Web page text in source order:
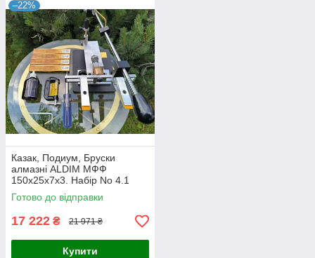
–22%
Казак, Подиум, Бруски
алмазні ALDIM МФФ
150х25х7х3. Набір No 4.1
Готово до відправки
17 222 ₴ 21 971 ₴
Купити